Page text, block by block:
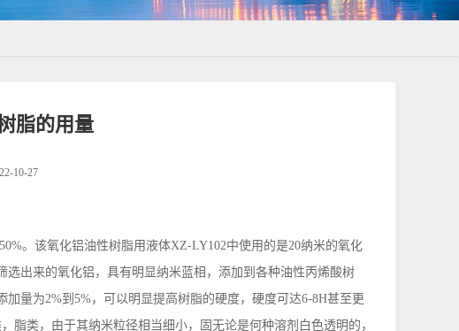
脂的用量
10-27
。该氧化铝油性树脂用液体XZ-LY102中使用的是20纳米的氧化
出来的氧化铝，具有明显纳米蓝相，添加到各种油性丙烯酸树
量为2%到5%，可以明显提高树脂的硬度，硬度可达6-8H甚至更
脂类，由于其纳米粒径相当细小，固无论是何种溶剂白色透明的，